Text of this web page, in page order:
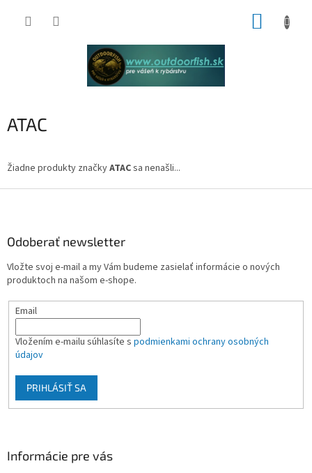
ATAC
Žiadne produkty značkyATACsa nenašli...
Odoberať newsletter
Vložte svoj e-mail a my Vám budeme zasielať informácie o nových
produktoch na našom e-shope.
Email
Vložením e-mailu súhlasíte s podmienkami ochrany osobných
údajov
PRIHLÁSIŤ SA
Informácie pre vás